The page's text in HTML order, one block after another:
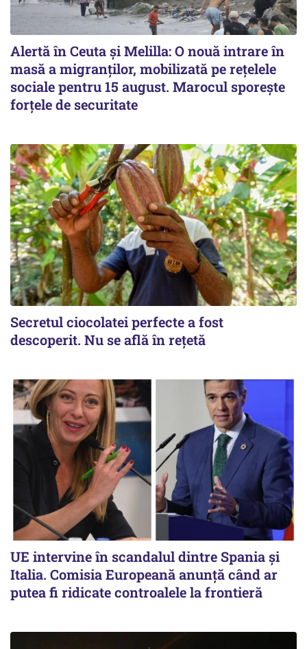
Alertă în Ceuta și Melilla: O nouă intrare în
masă a migranților, mobilizată pe rețelele
sociale pentru 15 august. Marocul sporește
forțele de securitate
Secretul ciocolatei perfecte a fost
descoperit. Nu se află în rețetă
UE intervine în scandalul dintre Spania și
Italia. Comisia Europeană anunță când ar
putea fi ridicate controalele la frontieră